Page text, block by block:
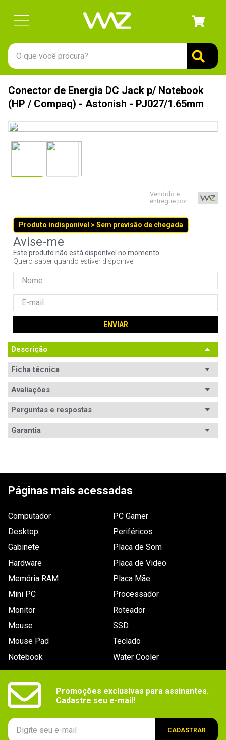
O que você procura?
Conector de Energia DC Jack p/ Notebook
(HP / Compaq) - Astonish - PJ027/1.65mm
Vendido e
entregue por
Produto indisponível > Sem previsão de chegada
Este produto não está disponível no momento
Quero saber quando estiver disponível
ENVIAR
Descrição
Ficha técnica
Equipamentos
suportados
Potência Não especificada
Tensão de
Bivolt
saída
Dimensões 0,9 x 1 x 1,5cm.
Outras
informações
embalagem
Avaliações
Avaliações
ESCREVER AVALIAÇÃO
Perguntas e respostas
Garantia
Páginas mais acessadas
Computador
Desktop
Gabinete
Hardware
Memória RAM
Mini PC
Monitor
Mouse
Mouse Pad
Notebook
PC Gamer
Periféricos
Placa de Som
Placa de Video
Placa Mãe
Processador
Roteador
SSD
Teclado
Water Cooler
Promoções exclusivas para assinantes.
Cadastre seu e-mail!
CADASTRAR
1º
gabinete
3º
ssd
6º
mouse
8º
controle
10º fractal